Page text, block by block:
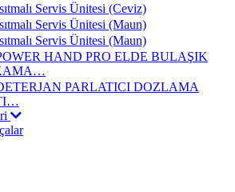
Servis Ünitesi (Ceviz)
Servis Ünitesi (Maun)
Servis Ünitesi (Maun)
HAND PRO ELDE BULAŞIK
PARLATICI DOZLAMA